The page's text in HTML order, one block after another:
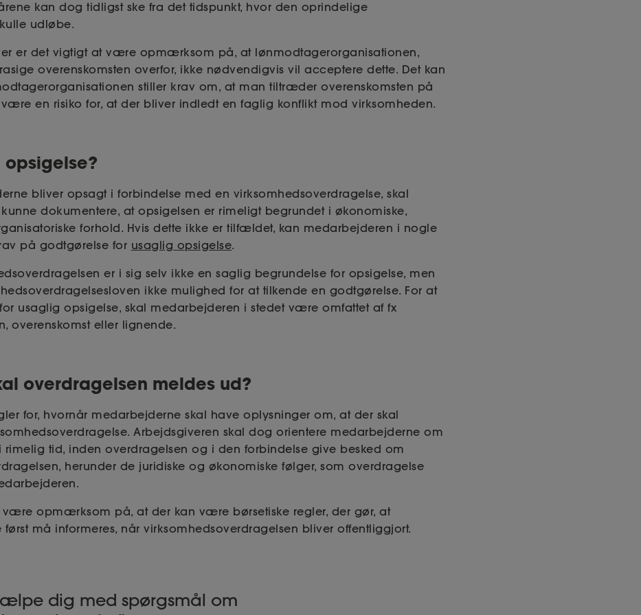
kan dog tidligst ske fra det tidspunkt, hvor den oprindelige
udløbe.
er det vigtigt at være opmærksom på, at lønmodtagerorganisationen,
overenskomsten overfor, ikke nødvendigvis vil acceptere dette. Det kan
stiller krav om, at man tiltræder overenskomsten på
være en risiko for, at der bliver indledt en faglig konflikt mod virksomheden.
bliver opsagt i forbindelse med en virksomhedsoverdragelse, skal
dokumentere, at opsigelsen er rimeligt begrundet i økonomiske,
forhold. Hvis dette ikke er tilfældet, kan medarbejderen i nogle
på godtgørelse for usaglig opsigelse.
er i sig selv ikke en saglig begrundelse for opsigelse, men
ikke mulighed for at tilkende en godtgørelse. For at
usaglig opsigelse, skal medarbejderen i stedet være omfattet af fx
overenskomst eller lignende.
overdragelsen meldes ud?
for, hvornår medarbejderne skal have oplysninger om, at der skal
Arbejdsgiveren skal dog orientere medarbejderne om
rimelig tid, inden overdragelsen og i den forbindelse give besked om
herunder de juridiske og økonomiske følger, som overdragelse
være opmærksom på, at der kan være børsetiske regler, der gør, at
må informeres, når virksomhedsoverdragelsen bliver offentliggjort.
dig med spørgsmål om